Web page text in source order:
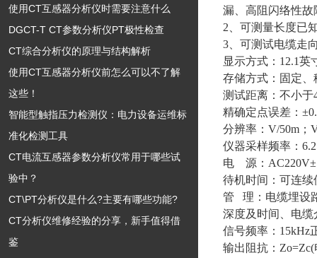
使用CT互感器分析仪时需要注意什么
DGCT-T CT参数分析仪PT极性检查
CT综合分析仪的原理与结构解析
使用CT互感器分析仪前怎么可以不了解
这些！
智能型触指压力检测仪：电力设备运维标
准化检测工具
CT电流互感器参数分析仪常用于哪些试
验中？
CT\PT分析仪是什么?主要有哪些功能?
CT分析仪维修经验的分享，新手值得借
鉴
漏、高阻闪络性故
2 、可测量长度已
3 、可测试电缆走
显示方式： 12.1英
存储方式：固定、
测试距离：不小于
精确定点误差：±
分辨率： V/50m ；
仪器采样频率：
电
源： AC220V±
待机时间：可连续
管
理：电缆埋设
深度及时间、电
信号频率： 15kHz
输出阻抗： Zo=Zc(